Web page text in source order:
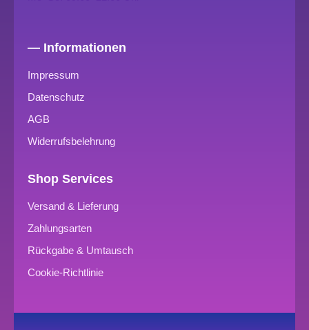
— Informationen
Impressum
Datenschutz
AGB
Widerrufsbelehrung
Shop Services
Versand & Lieferung
Zahlungsarten
Rückgabe & Umtausch
Cookie-Richtlinie